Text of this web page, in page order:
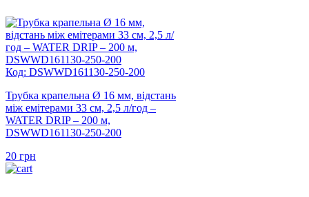
Код: DSWWD161130-250-200
Трубка крапельна Ø 16 мм, відстань
між емітерами 33 см, 2,5 л/год –
WATER DRIP – 200 м,
DSWWD161130-250-200
20 грн